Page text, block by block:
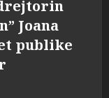
Joana
publike